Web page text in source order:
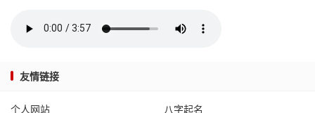
友情链接
个人网站
八字起名